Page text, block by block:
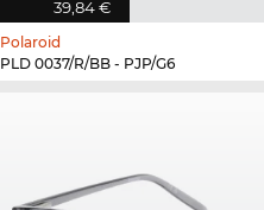
39,84 €
Polaroid
PLD 0037/R/BB - PJP/G6